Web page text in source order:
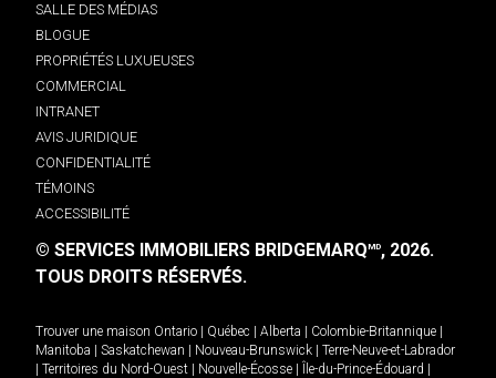
SALLE DES MÉDIAS
BLOGUE
PROPRIÉTÉS LUXUEUSES
COMMERCIAL
INTRANET
AVIS JURIDIQUE
CONFIDENTIALITÉ
TÉMOINS
ACCESSIBILITÉ
© SERVICES IMMOBILIERS BRIDGEMARQMD, 2026.
TOUS DROITS RÉSERVÉS.
Trouver une maison Ontario | Québec | Alberta | Colombie-Britannique |
Manitoba | Saskatchewan | Nouveau-Brunswick | Terre-Neuve-et-Labrador
| Territoires du Nord-Ouest | Nouvelle-Écosse | Île-du-Prince-Édouard |